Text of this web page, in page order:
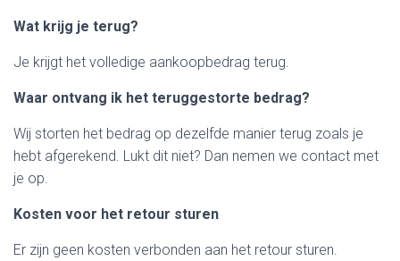
Wat krijg je terug?
Je krijgt het volledige aankoopbedrag terug.
Waar ontvang ik het teruggestorte bedrag?
Wij storten het bedrag op dezelfde manier terug zoals je
hebt afgerekend. Lukt dit niet? Dan nemen we contact met
je op.
Kosten voor het retour sturen
Er zijn geen kosten verbonden aan het retour sturen.